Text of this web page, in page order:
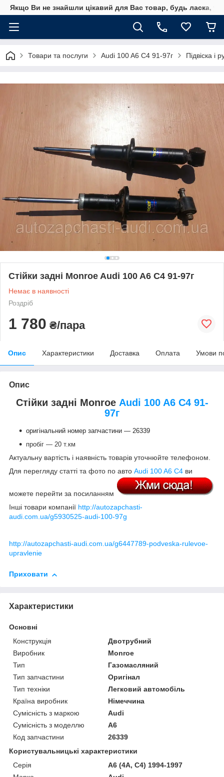
Якщо Ви не знайшли цікавий для Вас товар, будь ласка,
Товари та послуги Audi 100 A6 C4 91-97г Підвіска і
Стійки задні Monroe Audi 100 A6 C4 91-97г
Немає в наявності
Роздріб
1 780 ₴/пара
Опис Характеристики Доставка Оплата Умови
Опис
Стійки задні Monroe Audi 100 A6 C4 91-
97г
оригінальний номер запчастини — 26339
пробіг — 20 т.км
Актуальну вартість і наявність товарів уточнюйте телефоном.
Для перегляду статті та фото по авто Audi 100 A6 C4 ви
можете перейти за посиланням
Інші товари компанії http://autozapchasti-
audi.com.ua/g5930525-audi-100-97g
http://autozapchasti-audi.com.ua/g6447789-podveska-rulevoe-
upravlenie
Приховати
Характеристики
Основні
Конструкція
Двотрубний
Виробник
Monroe
Тип
Газомасляний
Тип запчастини
Оригінал
Тип техніки
Легковий автомобіль
Країна виробник
Німеччина
Сумісність з маркою
Audi
Сумісність з моделлю
A6
Код запчастини
26339
Користувальницькі характеристики
Серія
A6 (4A, C4) 1994-1997